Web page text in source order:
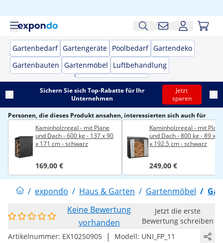
Gartenbedarf Gartengeräte Poolbedarf Gartendeko
Gartenbauten Gartenmöbel Luftbehandlung
Sichern Sie sich Top-Rabatte für Ihr
Unternehmen
Jetzt
sparen
Personen, die dieses Produkt ansahen, interessierten sich auch für
Kaminholzregal - mit Plane
und Dach - 600 kg - 137 x 90
x 171 cm - schwarz
169,00 €
Kaminholzregal - mit Plane
und Dach - 800 kg - 89 x
x 192.5 cm - schwarz
249,00 €
/ expondo / Haus & Garten / Gartenmöbel /
Keine Bewertung
vorhanden
Jetzt die erste
Bewertung schreiben
Artikelnummer: EX10250905 | Modell: UNI_FP_11